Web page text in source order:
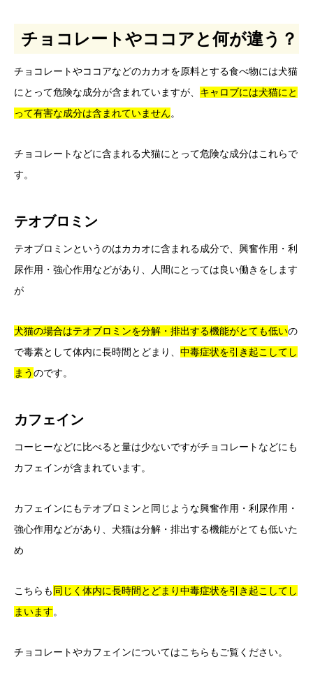
チョコレートやココアと何が違う？
チョコレートやココアなどのカカオを原料とする食べ物には犬猫
にとって危険な成分が含まれていますが、 キャロブには犬猫にと
って有害な成分は含まれていません。
チョコレートなどに含まれる犬猫にとって危険な成分はこれらで
す。
テオブロミン
テオブロミンというのはカカオに含まれる成分で、興奮作用・利
尿作用・強心作用などがあり、人間にとっては良い働きをします
が
犬猫の場合はテオブロミンを分解・排出する機能がとても低いの
で毒素として体内に長時間とどまり、 中毒症状を引き起こしてし
まうのです。
カフェイン
コーヒーなどに比べると量は少ないですがチョコレートなどにも
カフェインが含まれています。
カフェインにもテオブロミンと同じような興奮作用・利尿作用・
強心作用などがあり、犬猫は分解・排出する機能がとても低いた
め
こちらも同じく体内に長時間とどまり中毒症状を引き起こしてし
まいます。
チョコレートやカフェインについてはこちらもご覧ください。